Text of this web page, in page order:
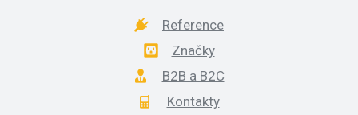
Reference
Značky
B2B a B2C
Kontakty